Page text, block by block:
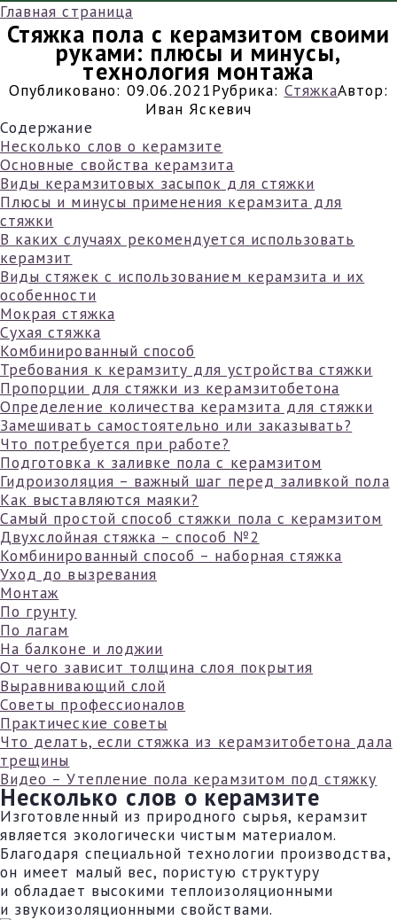
Главная страница
Стяжка пола с керамзитом своими
руками: плюсы и минусы,
технология монтажа
Опубликовано: 09.06.2021Рубрика: СтяжкаАвтор:
Иван Яскевич
Содержание
Несколько слов о керамзите
Основные свойства керамзита
Виды керамзитовых засыпок для стяжки
Плюсы и минусы применения керамзита для
стяжки
В каких случаях рекомендуется использовать
керамзит
Виды стяжек с использованием керамзита и их
особенности
Мокрая стяжка
Сухая стяжка
Комбинированный способ
Требования к керамзиту для устройства стяжки
Пропорции для стяжки из керамзитобетона
Определение количества керамзита для стяжки
Замешивать самостоятельно или заказывать?
Что потребуется при работе?
Подготовка к заливке пола с керамзитом
Гидроизоляция – важный шаг перед заливкой пола
Как выставляются маяки?
Самый простой способ стяжки пола с керамзитом
Двухслойная стяжка – способ №2
Комбинированный способ – наборная стяжка
Уход до вызревания
Монтаж
По грунту
По лагам
На балконе и лоджии
От чего зависит толщина слоя покрытия
Выравнивающий слой
Советы профессионалов
Практические советы
Что делать, если стяжка из керамзитобетона дала
трещины
Видео – Утепление пола керамзитом под стяжку
Несколько слов о керамзите
Изготовленный из природного сырья, керамзит
является экологически чистым материалом.
Благодаря специальной технологии производства,
он имеет малый вес, пористую структуру
и обладает высокими теплоизоляционными
и звукоизоляционными свойствами.